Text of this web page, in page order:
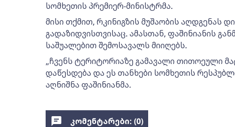
სომხეთის პრემიერ-მინისტრმა.
მისი თქმით, რკინიგზის მუშაობის აღდგენას
გადაზიდვისთვისაც. ამასთან, ფაშინიანის
საშუალებით შემოსავალს მიიღებს.
„ჩვენს ტერიტორიაზე გამავალი თითოეული
დაწესდება და ეს თანხები სომხეთის
აღნიშნა ფაშინიანმა.
კომენტარები: (0)